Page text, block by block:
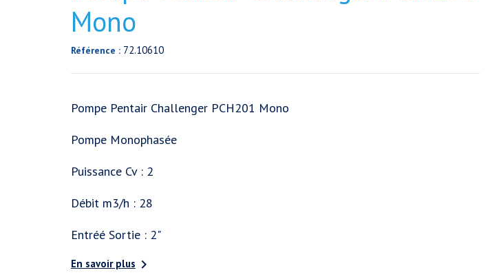
Mono
Référence : 72.10610
Pompe Pentair Challenger PCH201 Mono
Pompe Monophasée
Puissance Cv : 2
Débit m3/h : 28
Entréé Sortie : 2"
En savoir plus 